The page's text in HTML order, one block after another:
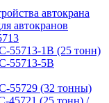
автокрана
автокранов
55713-1В (25 тонн)
55713-5В
55729 (32 тонны)
45721 (25 тонн) /